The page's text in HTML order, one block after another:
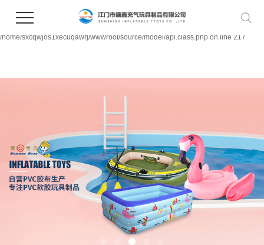
file_put_contents(/home/sxcqwjos1xecuqawrj/wwwroot/source/cache/
/home/sxcqwjos1xecuqawrj/wwwroot/source/model/api.class.php on line 217